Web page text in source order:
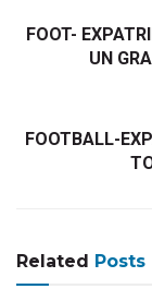
FOOT-
UN
FOOTBALL-
Related Posts